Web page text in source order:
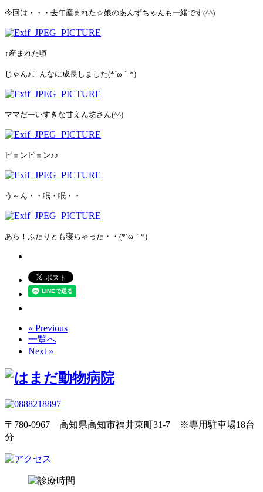
今回は・・・去年産まれた☆娘のあんずちゃんも一緒です(^^)
↑産まれた頃
じゃん♪こんなに成長しました(*´ω｀*)
ママだーいすきな甘えん坊さん(^^)
ピョンピョン♪♪
う～ん・・眠・眠・・
あら！ふたりとも寝ちゃった・・(*´ω｀*)
« Previous
一覧へ
Next »
〒780-0967 高知県高知市福井東町31-7 ※専用駐車場18台
分